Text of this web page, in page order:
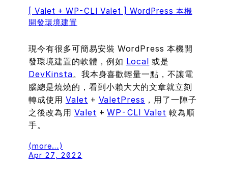
[ Valet + WP-CLI Valet ] WordPress 本機
開發環境建置
現今有很多可簡易安裝 WordPress 本機開
發環境建置的軟體，例如 Local 或是
DevKinsta。我本身喜歡輕量一點，不讓電
腦總是燒燒的，看到小賴大大的文章就立刻
轉成使用 Valet + ValetPress ，用了一陣子
之後改為用 Valet +WP-CLI Valet 較為順
手。
(more…)
Apr 27, 2022